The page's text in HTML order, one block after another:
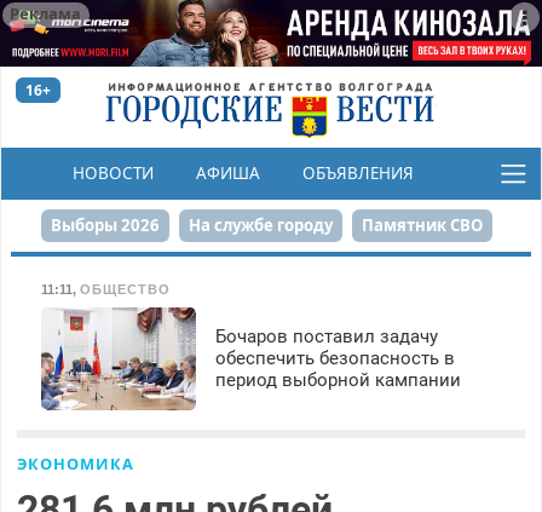
Реклама
16+
НОВОСТИ АФИША ОБЪЯВЛЕНИЯ
КОНКУРСЫ
Выборы 2026 На службе городу Памятник СВО
Набережная День Победы Реконструкция ЦПКиО
80-летие Победы Парк Героев-летчиков
11:11, ОБЩЕСТВО
Бочаров поставил задачу
обеспечить безопасность в
период выборной кампании
ЭКОНОМИКА